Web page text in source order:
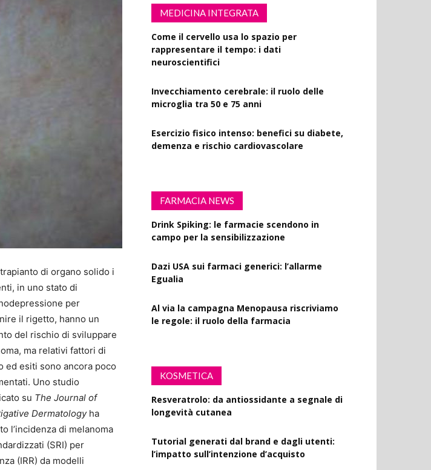
di organo solido i
in uno stato di
per
il rigetto, hanno un
del rischio di sviluppare
ma relativi fattori di
ed esiti sono ancora poco
Uno studio
su The Journal of
Dermatologyha
l’incidenza di melanoma
(SRI) per
(IRR) da modelli
MEDICINA INTEGRATA
Come il cervello usa lo spazio per
rappresentare il tempo: i dati
neuroscientifici
Invecchiamento cerebrale: il ruolo delle
microglia tra 50 e 75 anni
Esercizio fisico intenso: benefici su diabete,
demenza e rischio cardiovascolare
FARMACIA NEWS
Drink Spiking: le farmacie scendono in
campo per la sensibilizzazione
Dazi USA sui farmaci generici: l’allarme
Egualia
Al via la campagna Menopausa riscriviamo
le regole: il ruolo della farmacia
KOSMETICA
Resveratrolo: da antiossidante a segnale di
longevità cutanea
Tutorial generati dal brand e dagli utenti:
l’impatto sull’intenzione d’acquisto